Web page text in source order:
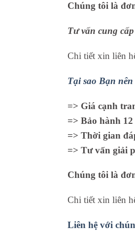
Chúng tôi là
Tư vấn cung
Chi tiết xin liên
Tại sao Bạn
=> Giá cạnh
=> Bảo hành
=> Thời gian
=> Tư vấn giải
Chúng tôi là
Chi tiết xin liên
Liên hệ với